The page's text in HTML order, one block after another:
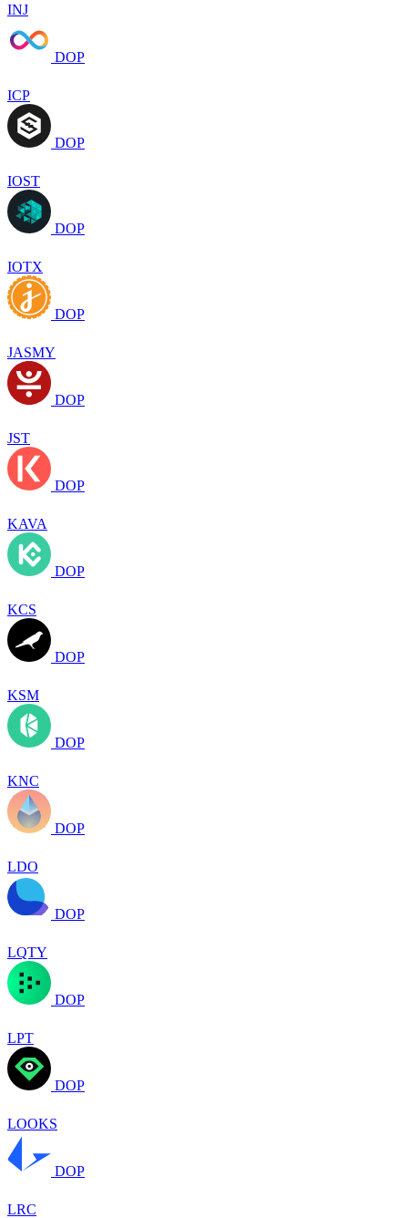
INJ
DOP
ICP
DOP
IOST
DOP
IOTX
DOP
JASMY
DOP
JST
DOP
KAVA
DOP
KCS
DOP
KSM
DOP
KNC
DOP
LDO
DOP
LQTY
DOP
LPT
DOP
LOOKS
DOP
LRC